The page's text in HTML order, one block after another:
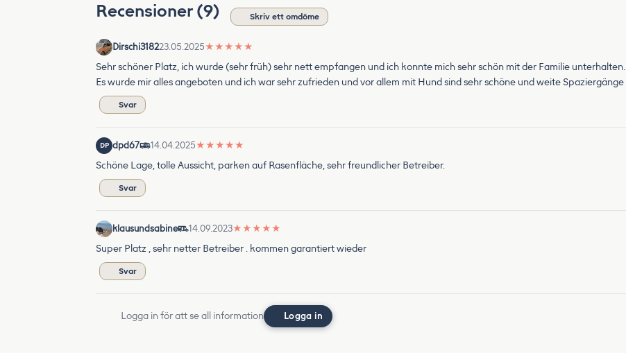
Recensioner (9) Skriv ett omdöme
Dirschi318223.05.2025★ ★ ★ ★ ★
Sehr schöner Platz, ich wurde (sehr früh) sehr nett empfangen und ich konnte mich sehr schön mit der Familie unterhalten.
Es wurde mir alles angeboten und ich war sehr zufrieden und vor allem mit Hund sind sehr schöne und weite
Svar
DP dpd67 14.04.2025★ ★ ★ ★ ★
Schöne Lage, tolle Aussicht, parken auf Rasenfläche, sehr freundlicher Betreiber.
Svar
klausundsabine 14.09.2023★ ★ ★ ★ ★
Super Platz , sehr netter Betreiber . kommen garantiert wieder
Svar
Logga in för att se all information Logga in